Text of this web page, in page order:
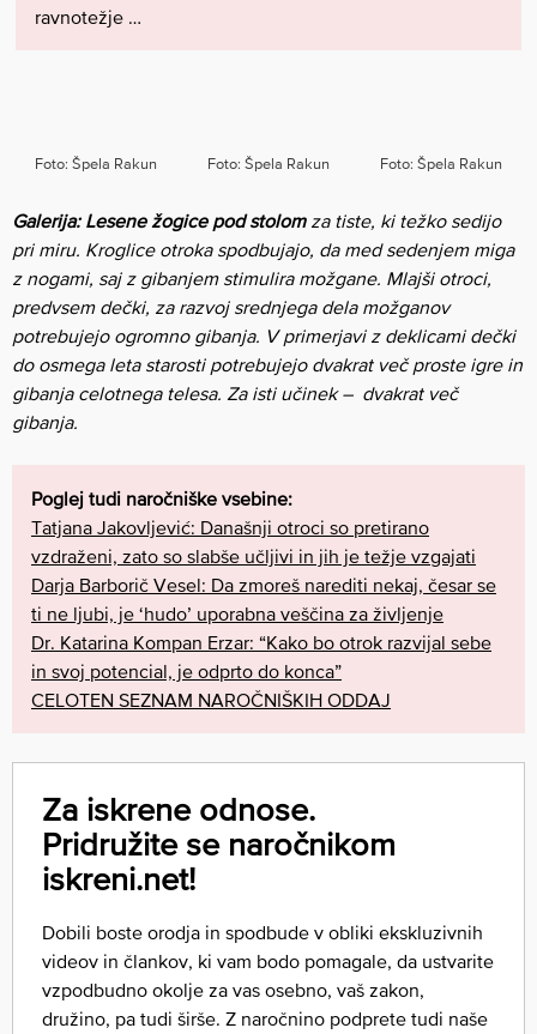
ravnotežje …
Foto: Špela Rakun Foto: Špela Rakun Foto: Špela Rakun
Galerija: Lesene žogice pod stolom za tiste, ki težko sedijo
pri miru. Kroglice otroka spodbujajo, da med sedenjem miga
z nogami, saj z gibanjem stimulira možgane. Mlajši otroci,
predvsem dečki, za razvoj srednjega dela možganov
potrebujejo ogromno gibanja. V primerjavi z deklicami dečki
do osmega leta starosti potrebujejo dvakrat več proste igre in
gibanja celotnega telesa. Za isti učinek – dvakrat več
gibanja.
Poglej tudi naročniške vsebine:
Tatjana Jakovljević: Današnji otroci so pretirano
vzdraženi, zato so slabše učljivi in jih je težje vzgajati
Darja Barborič Vesel: Da zmoreš narediti nekaj, česar se
ti ne ljubi, je ‘hudo’ uporabna veščina za življenje
Dr. Katarina Kompan Erzar: “Kako bo otrok razvijal sebe
in svoj potencial, je odprto do konca”
CELOTEN SEZNAM NAROČNIŠKIH ODDAJ
Za iskrene odnose.
Pridružite se naročnikom
iskreni.net!
Dobili boste orodja in spodbude v obliki ekskluzivnih
videov in člankov, ki vam bodo pomagale, da ustvarite
vzpodbudno okolje za vas osebno, vaš zakon,
družino, pa tudi širše. Z naročnino podprete tudi naše